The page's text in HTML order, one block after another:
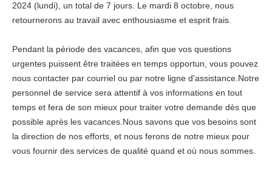
2024 (lundi), un total de 7 jours. Le mardi 8 octobre, nous
retournerons au travail avec enthousiasme et esprit frais.
Pendant la période des vacances, afin que vos questions
urgentes puissent être traitées en temps opportun, vous pouvez
nous contacter par courriel ou par notre ligne d'assistance.Notre
personnel de service sera attentif à vos informations en tout
temps et fera de son mieux pour traiter votre demande dès que
possible après les vacances.Nous savons que vos besoins sont
la direction de nos efforts, et nous ferons de notre mieux pour
vous fournir des services de qualité quand et où nous sommes.